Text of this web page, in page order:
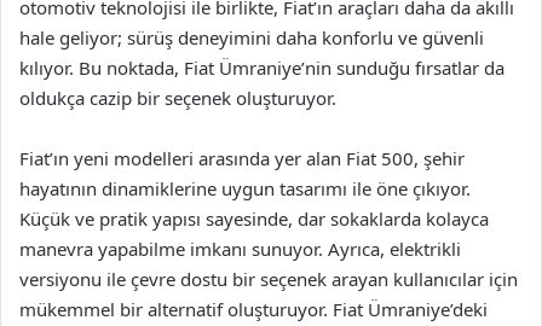
otomotiv teknolojisi ile birlikte, Fiat’ın araçları daha da akıllı
hale geliyor; sürüş deneyimini daha konforlu ve güvenli
kılıyor. Bu noktada, Fiat Ümraniye’nin sunduğu fırsatlar da
oldukça cazip bir seçenek oluşturuyor.
Fiat’ın yeni modelleri arasında yer alan Fiat 500, şehir
hayatının dinamiklerine uygun tasarımı ile öne çıkıyor.
Küçük ve pratik yapısı sayesinde, dar sokaklarda kolayca
manevra yapabilme imkanı sunuyor. Ayrıca, elektrikli
versiyonu ile çevre dostu bir seçenek arayan kullanıcılar için
mükemmel bir alternatif oluşturuyor. Fiat Ümraniye’deki